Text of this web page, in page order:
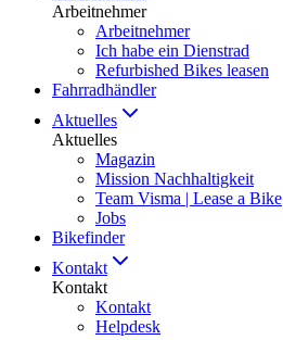
Arbeitnehmer
Arbeitnehmer
Ich habe ein Dienstrad
Refurbished Bikes leasen
Fahrradhändler
Aktuelles
Aktuelles
Magazin
Mission Nachhaltigkeit
Team Visma | Lease a Bike
Jobs
Bikefinder
Kontakt
Kontakt
Kontakt
Helpdesk